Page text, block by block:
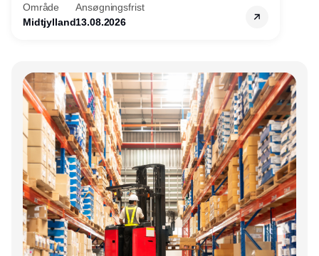
Område
Midtjylland
Ansøgningsfrist
13.08.2026
Annonce